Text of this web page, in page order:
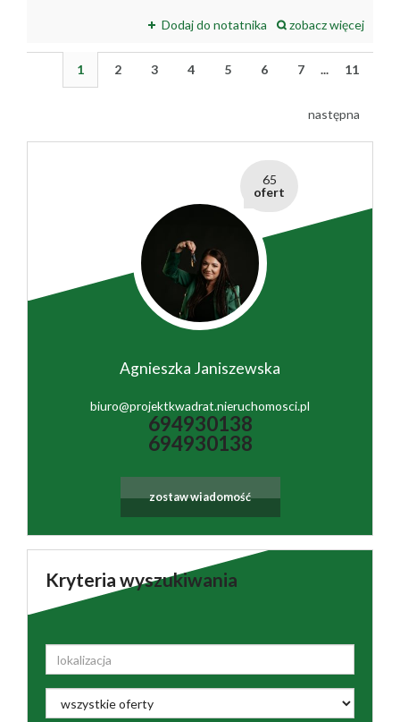
Dodaj do notatnika zobacz więcej
1 2 3 4 5 6 7 ... 11
następna
65
ofert
Agnieszka Janiszewska
biuro@projektkwadrat.nieruchomosci.pl
694930138
694930138
zostaw wiadomość
Kryteria wyszukiwania